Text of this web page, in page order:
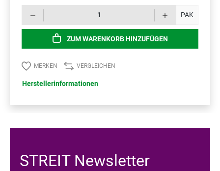
PAK
ZUM WARENKORB HINZUFÜGEN
MERKEN VERGLEICHEN
Herstellerinformationen
STREIT Newsletter